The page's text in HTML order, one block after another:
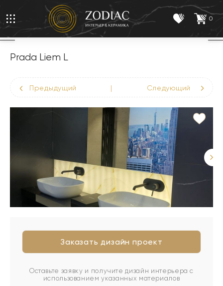
0
Prada Liem L
Предыдущий | Следующий
Заказать дизайн проект
Оставьте заявку и получите дизайн интерьера с
использованием указанных материалов